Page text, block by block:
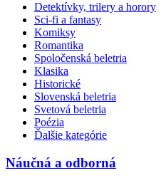
Detektívky, trilery a horory
Sci-fi a fantasy
Komiksy
Romantika
Spoločenská beletria
Klasika
Historické
Slovenská beletria
Svetová beletria
Poézia
Ďalšie kategórie
Náučná a odborná